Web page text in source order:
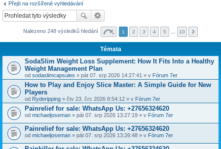
Přejít na rozšířené vyhledávání
Nalezeno 248 výsledků hledání 1 2 3 4 5 10
Témata
SodaSlim Weight Loss Supplement: How It Fits Into a Healthy
Weight Management Plan
od sodaslimcapsules » pát 07. srp 2026 14:27:41 » v Fórum 7er
How to Play and Enjoy Slice Master: A Simple Guide for New
Players
od Ryderipping » čtv 23. črc 2026 8:54:12 » v Fórum 7er
Painrelief for sale: WhatsApp Us: +27656324620
od michaeljoseman » pát 07. srp 2026 13:27:19 » v Fórum 7er
Painrelief for sale: WhatsApp Us: +27656324620
od michaeljoseman » pát 07. srp 2026 13:26:48 » v Fórum 7er